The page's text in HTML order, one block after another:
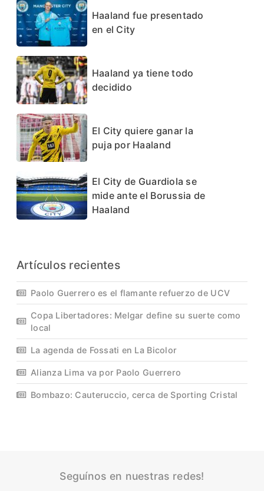
Haaland fue presentado
en el City
Haaland ya tiene todo
decidido
El City quiere ganar la
puja por Haaland
El City de Guardiola se
mide ante el Borussia de
Haaland
Artículos recientes
Paolo Guerrero es el flamante refuerzo de UCV
Copa Libertadores: Melgar define su suerte como
local
La agenda de Fossati en La Bicolor
Alianza Lima va por Paolo Guerrero
Bombazo: Cauteruccio, cerca de Sporting Cristal
Seguínos en nuestras redes!